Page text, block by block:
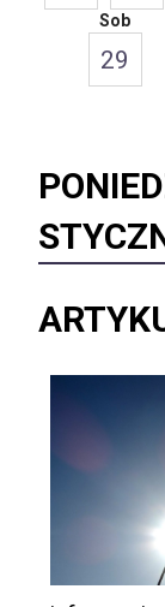
Sob
29